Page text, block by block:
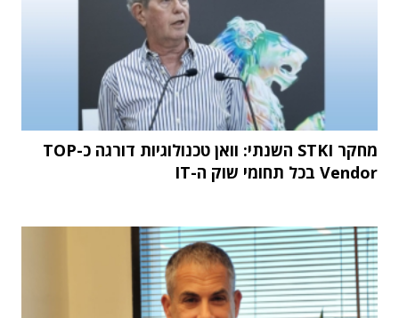
מחקר STKI השנתי: וואן טכנולוגיות דורגה כ-TOP
Vendor בכל תחומי שוק ה-IT